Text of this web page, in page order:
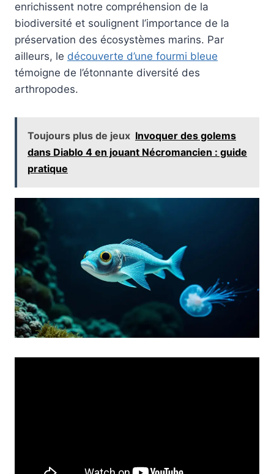
enrichissent notre compréhension de la
biodiversité et soulignent l’importance de la
préservation des écosystèmes marins. Par
ailleurs, le découverte d’une fourmi bleue
témoigne de l’étonnante diversité des
arthropodes.
Toujours plus de jeux Invoquer des golems
dans Diablo 4 en jouant Nécromancien : guide
pratique